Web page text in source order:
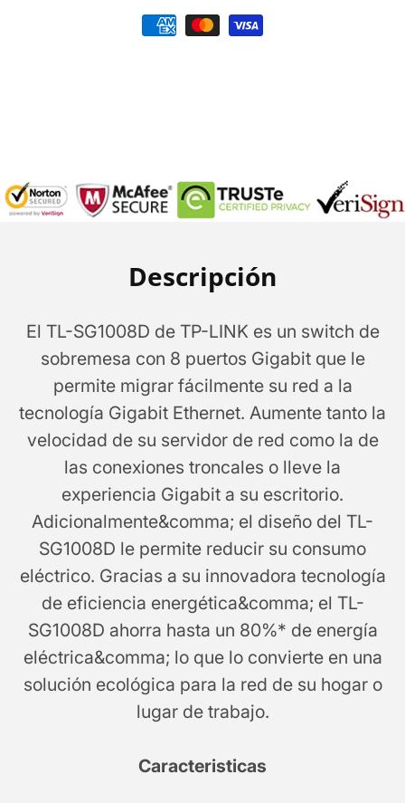
10/100/1000
Descripción
El TL-SG1008D de TP-LINK es un switch de
sobremesa con 8 puertos Gigabit que le
permite migrar fácilmente su red a la
tecnología Gigabit Ethernet. Aumente tanto la
velocidad de su servidor de red como la de
las conexiones troncales o lleve la
experiencia Gigabit a su escritorio.
Adicionalmente&comma; el diseño del TL-
SG1008D le permite reducir su consumo
eléctrico. Gracias a su innovadora tecnología
de eficiencia energética&comma; el TL-
SG1008D ahorra hasta un 80%* de energía
eléctrica&comma; lo que lo convierte en una
solución ecológica para la red de su hogar o
lugar de trabajo.
Caracteristicas